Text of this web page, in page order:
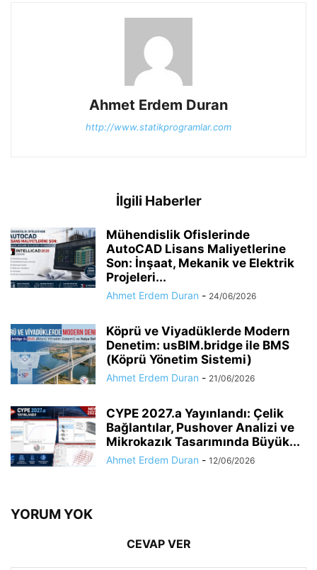
Ahmet Erdem Duran
http://www.statikprogramlar.com
İlgili Haberler
Mühendislik Ofislerinde
AutoCAD Lisans Maliyetlerine
Son: İnşaat, Mekanik ve Elektrik
Projeleri...
Ahmet Erdem Duran - 24/06/2026
Köprü ve Viyadüklerde Modern
Denetim: usBIM.bridge ile BMS
(Köprü Yönetim Sistemi)
Ahmet Erdem Duran - 21/06/2026
CYPE 2027.a Yayınlandı: Çelik
Bağlantılar, Pushover Analizi ve
Mikrokazık Tasarımında Büyük...
Ahmet Erdem Duran - 12/06/2026
YORUM YOK
CEVAP VER